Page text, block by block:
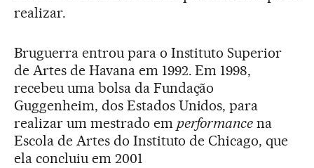
realizar.
Bruguerra entrou para o Instituto Superior
de Artes de Havana em 1992. Em 1998,
recebeu uma bolsa da Fundação
Guggenheim, dos Estados Unidos, para
realizar um mestrado em performance na
Escola de Artes do Instituto de Chicago, que
ela concluiu em 2001